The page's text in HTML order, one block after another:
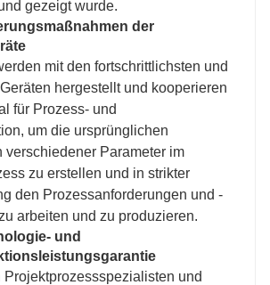
gezeigt wurde.
der
mit den fortschrittlichsten und
hergestellt und kooperieren
für Prozess- und
um die ursprünglichen
verschiedener Parameter im
zu erstellen und in strikter
den Prozessanforderungen und -
arbeiten und zu produzieren.
und
Projektprozessspezialisten und